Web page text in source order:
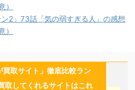
）
2」73話「気の弱すぎる人」の感想
）
買取サイト」徹底比較ラン
取してくれるサイトはこれ